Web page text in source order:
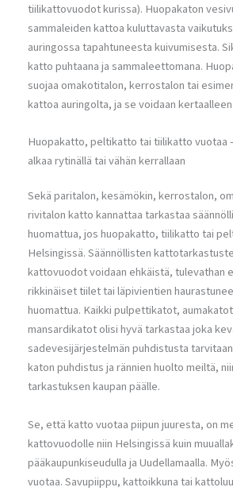
tiilikattovuodot kurissa). Huopakaton
sammaleiden kattoa kuluttavasta
auringossa tapahtuneesta kuivumisesta.
katto puhtaana ja sammaleettomana.
suojaa omakotitalon, kerrostalon tai
kattoa auringolta, ja se voidaan kertaalleen
Huopakatto, peltikatto tai tiilikatto vuotaa
alkaa rytinällä tai vähän kerrallaan
Sekä paritalon, kesämökin, kerrostalon,
rivitalon katto kannattaa tarkastaa
huomattua, jos huopakatto, tiilikatto tai
Helsingissä. Säännöllisten
kattovuodot voidaan ehkäistä, tulevathan
rikkinäiset tiilet tai läpivientien
huomattua. Kaikki pulpettikatot,
mansardikatot olisi hyvä tarkastaa joka
sadevesijärjestelmän puhdistusta
katon puhdistus ja rännien huolto meiltä,
tarkastuksen kaupan päälle.
Se, että katto vuotaa piipun juuresta, on
kattovuodolle niin Helsingissä kuin
pääkaupunkiseudulla ja Uudellamaalla.
vuotaa. Savupiippu, kattoikkuna tai